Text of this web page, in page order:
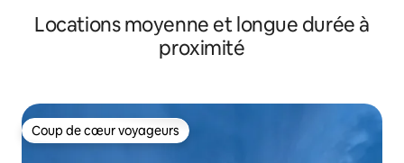
Locations moyenne et longue durée à
proximité
Coup de cœur voyageurs
Coup de cœur voyageurs